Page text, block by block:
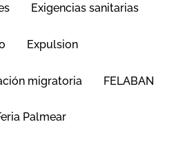
Exigencias sanitarias
Expulsion
migratoria FELABAN
Palmear